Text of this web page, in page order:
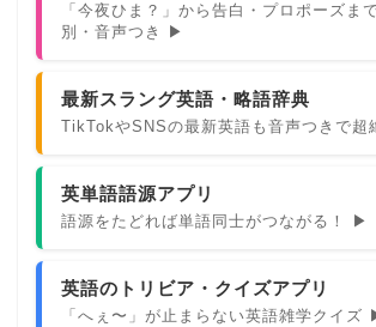
「今夜ひま？」から告白・プロポーズま
別・音声つき ▶
最新スラング英語・略語辞典
TikTokやSNSの最新英語も音声つきで
英単語語源アプリ
語源をたどれば単語同士がつながる！ ▶
英語のトリビア・クイズアプリ
「へぇ〜」が止まらない英語雑学クイズ